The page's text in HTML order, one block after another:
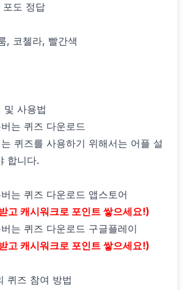
포도 정답
, 코첼라, 빨간색
및 사용법
퀴즈를 사용하기 위해서는 어플 설
합니다.
고 캐시워크로 포인트 쌓으세요!)
고 캐시워크로 포인트 쌓으세요!)
퀴즈 참여 방법